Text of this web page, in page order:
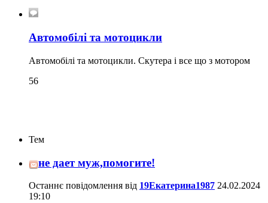
Автомобілі та мотоцикли
Автомобілі та мотоцикли. Скутера і все що з мотором
56
Тем
не дает муж,помогите!
Останнє повідомлення від 19Екатерина1987 24.02.2024
19:10